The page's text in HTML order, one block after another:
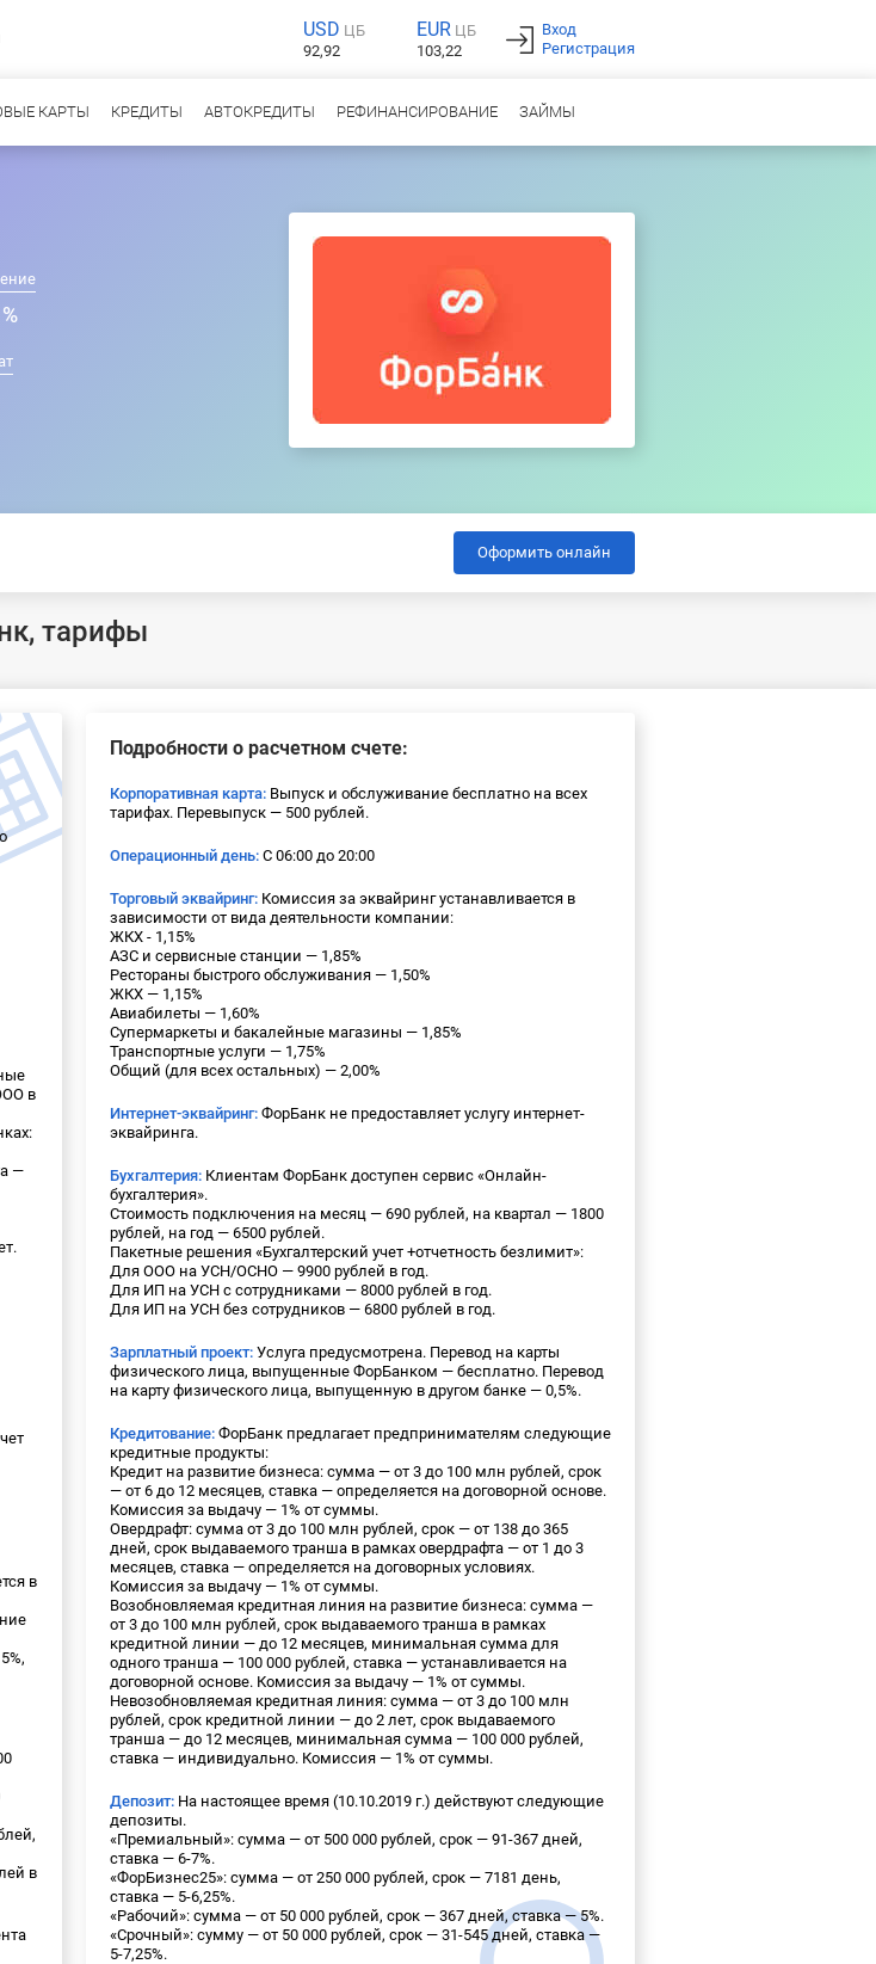
USD ЦБ
92,92
EUR ЦБ
103,22
Вход
Регистрация
КАРТЫ КРЕДИТЫ АВТОКРЕДИТЫ РЕФИНАНСИРОВАНИЕ ЗАЙМЫ
Оформить онлайн
тарифы
в
—
в
в
Подробности о расчетном счете:
Корпоративная карта: Выпуск и обслуживание бесплатно на всех
тарифах. Перевыпуск — 500 рублей.
Операционный день: С 06:00 до 20:00
Торговый эквайринг: Комиссия за эквайринг устанавливается в
зависимости от вида деятельности компании:
ЖКХ - 1,15%
АЗС и сервисные станции — 1,85%
Рестораны быстрого обслуживания — 1,50%
ЖКХ — 1,15%
Авиабилеты — 1,60%
Супермаркеты и бакалейные магазины — 1,85%
Транспортные услуги — 1,75%
Общий (для всех остальных) — 2,00%
Интернет-эквайринг: ФорБанк не предоставляет услугу интернет-
эквайринга.
Бухгалтерия: Клиентам ФорБанк доступен сервис «Онлайн-
бухгалтерия».
Стоимость подключения на месяц — 690 рублей, на квартал — 1800
рублей, на год — 6500 рублей.
Пакетные решения «Бухгалтерский учет +отчетность безлимит»:
Для ООО на УСН/ОСНО — 9900 рублей в год.
Для ИП на УСН с сотрудниками — 8000 рублей в год.
Для ИП на УСН без сотрудников — 6800 рублей в год.
Зарплатный проект: Услуга предусмотрена. Перевод на карты
физического лица, выпущенные ФорБанком — бесплатно. Перевод
на карту физического лица, выпущенную в другом банке — 0,5%.
Кредитование: ФорБанк предлагает предпринимателям следующие
кредитные продукты:
Кредит на развитие бизнеса: сумма — от 3 до 100 млн рублей, срок
— от 6 до 12 месяцев, ставка — определяется на договорной основе.
Комиссия за выдачу — 1% от суммы.
Овердрафт: сумма от 3 до 100 млн рублей, срок — от 138 до 365
дней, срок выдаваемого транша в рамках овердрафта — от 1 до 3
месяцев, ставка — определяется на договорных условиях.
Комиссия за выдачу — 1% от суммы.
Возобновляемая кредитная линия на развитие бизнеса: сумма —
от 3 до 100 млн рублей, срок выдаваемого транша в рамках
кредитной линии — до 12 месяцев, минимальная сумма для
одного транша — 100 000 рублей, ставка — устанавливается на
договорной основе. Комиссия за выдачу — 1% от суммы.
Невозобновляемая кредитная линия: сумма — от 3 до 100 млн
рублей, срок кредитной линии — до 2 лет, срок выдаваемого
транша — до 12 месяцев, минимальная сумма — 100 000 рублей,
ставка — индивидуально. Комиссия — 1% от суммы.
Депозит: На настоящее время (10.10.2019 г.) действуют следующие
депозиты.
«Премиальный»: сумма — от 500 000 рублей, срок — 91-367 дней,
ставка — 6-7%.
«ФорБизнес25»: сумма — от 250 000 рублей, срок — 7181 день,
ставка — 5-6,25%.
«Рабочий»: сумма — от 50 000 рублей, срок — 367 дней, ставка — 5%.
«Срочный»: сумму — от 50 000 рублей, срок — 31-545 дней, ставка —
5-7,25%.